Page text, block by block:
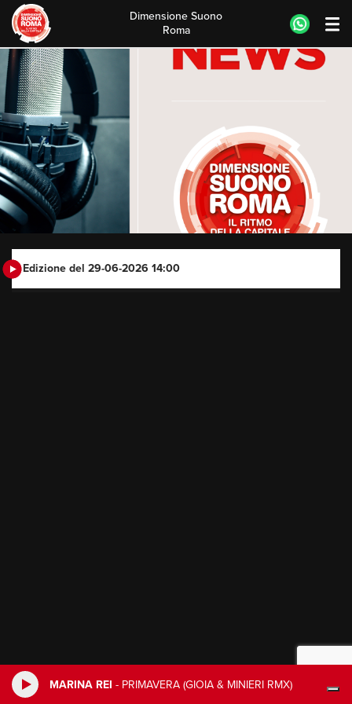
MARINA REI - PRIMAVERA (GIOIA & MINIERI RMX)
Skip
to
content
Dimensione Suono
Roma
Edizione del 29-06-2026 14:00